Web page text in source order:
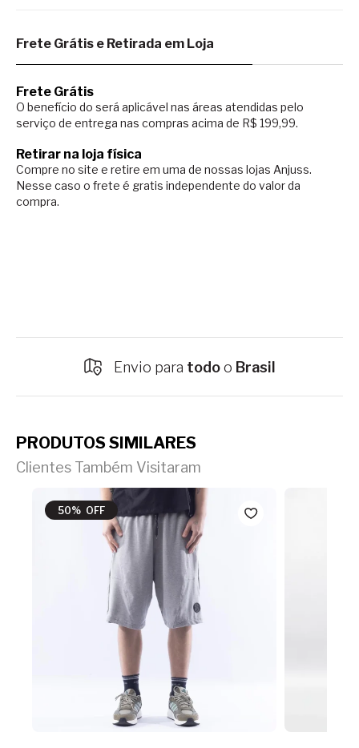
Frete Grátis e Retirada em Loja
Frete Grátis
O benefício do será aplicável nas áreas atendidas pelo
serviço de entrega nas compras acima de R$ 199,99.
Retirar na loja física
Compre no site e retire em uma de nossas lojas Anjuss.
Nesse caso o frete é gratis independente do valor da
compra.
Envio para todoo Brasil
PRODUTOS SIMILARES
Clientes Também Visitaram
50% OFF